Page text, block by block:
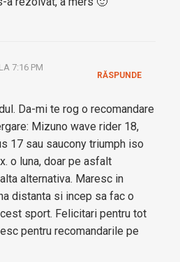
7:16 PM
Da-mi te rog o recomandare
Mizuno wave rider 18,
17 sau saucony triumph iso
o luna, doar pe asfalt
alternativa. Maresc in
distanta si incep sa fac o
sport. Felicitari pentru tot
pentru recomandarile pe
RĂSPUNDE